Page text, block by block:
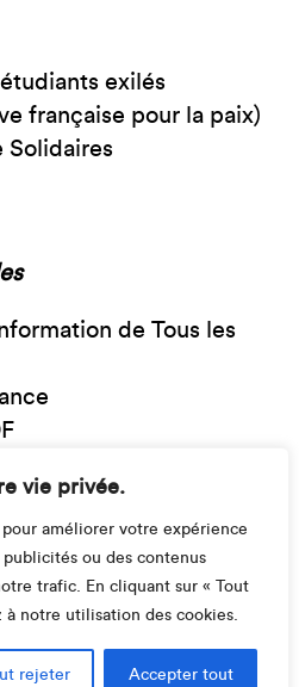
vie privée.
améliorer votre expérience
ou des contenus
trafic. En cliquant sur « Tout
à notre utilisation des cookies.
rejeter Accepter tout
exilés
française pour la paix)
Solidaires
de Tous les
EGM 33
EGM 46
EGM 83
EGM La Rochelle &
(Association de